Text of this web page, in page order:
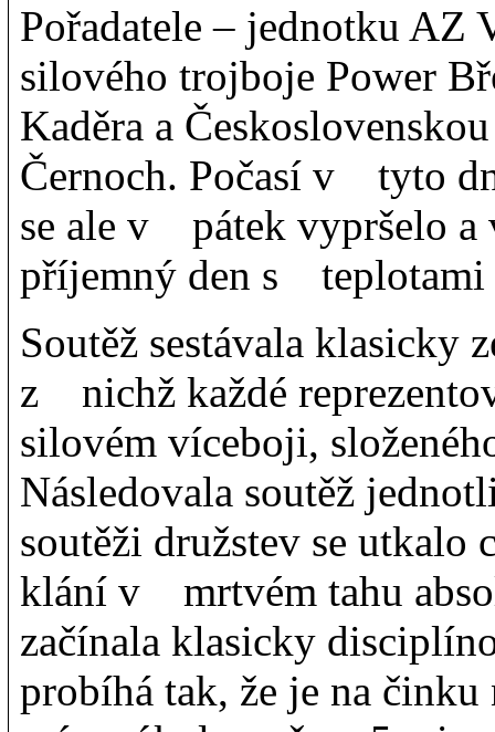
Pořadatele – jednotku AZ
silového trojboje Power
Kaděra a
Černoch. Počasí v tyto
se ale v pátek vypršelo
příjemný den s teplotami
Soutěž sestávala klasicky
z nichž každé
silovém víceboji,
Následovala soutěž
soutěži družstev se utkalo
klání v mrtvém tahu
začínala klasicky
probíhá tak, že je na